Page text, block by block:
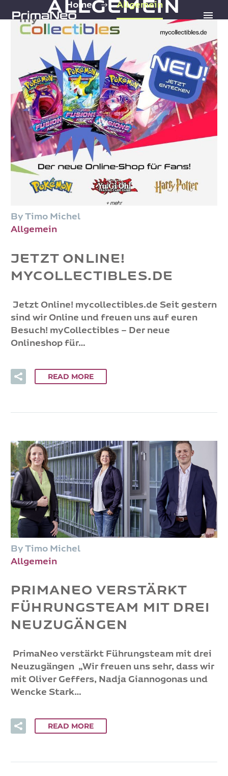
ALLGEMEIN
Home Allgemein
By Timo Michel
Allgemein
JETZT ONLINE!
MYCOLLECTIBLES.DE
Jetzt Online! mycollectibles.de Seit gestern
sind wir Online und freuen uns auf euren
Besuch! myCollectibles – Der neue
Onlineshop für…
READ MORE
By Timo Michel
Allgemein
PRIMANEO VERSTÄRKT
FÜHRUNGSTEAM MIT DREI
NEUZUGÄNGEN
PrimaNeo verstärkt Führungsteam mit drei
Neuzugängen „Wir freuen uns sehr, dass wir
mit Oliver Geffers, Nadja Giannogonas und
Wencke Stark…
READ MORE